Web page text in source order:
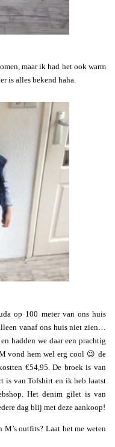
maar ik had het ook warm
is alles bekend haha.
op 100 meter van ons huis
vanaf ons huis niet zien…
hadden we daar een prachtig
vond hem wel erg cool 😉 de
€54,95. De broek is van
is van Tofshirt en ik heb laatst
Het denim gilet is van
dag blij met deze aankoop!
outfits? Laat het me weten